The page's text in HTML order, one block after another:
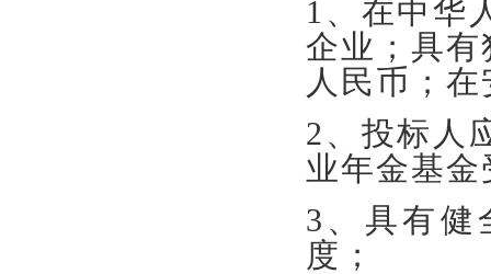
1、在中华
企业；具
人民币；
2、投标人
业年金基
3、具有健
度；